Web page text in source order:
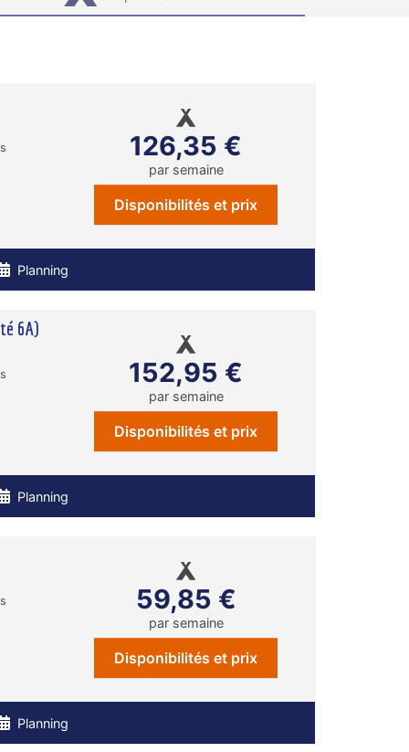
126,35 €
par semaine
Disponibilités et prix
Planning
6A)
152,95 €
par semaine
Disponibilités et prix
Planning
59,85 €
par semaine
Disponibilités et prix
Planning